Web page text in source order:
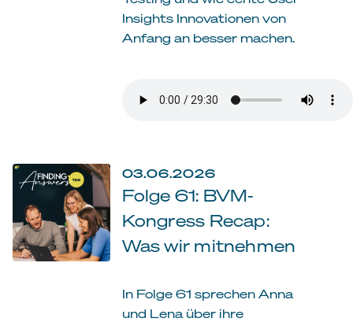
Insights Innovationen von
Anfang an besser machen.
03.06.2026
Folge 61: BVM-
Kongress Recap:
Was wir mitnehmen
In Folge 61 sprechen Anna
und Lena über ihre